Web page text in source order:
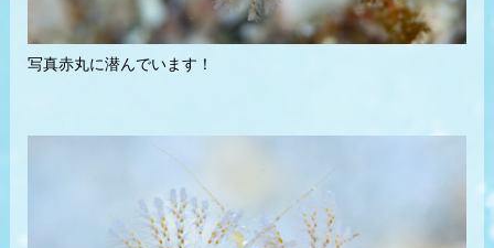
写真赤丸に潜んでいます！